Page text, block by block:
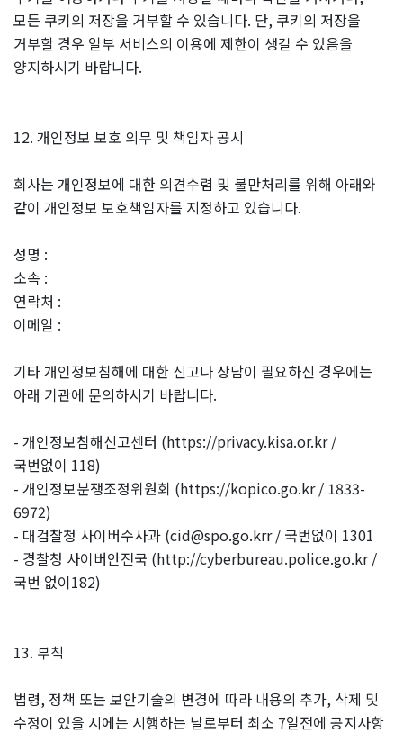
모든 쿠키의 저장을 거부할 수 있습니다. 단, 쿠키의 저장을
거부할 경우 일부 서비스의 이용에 제한이 생길 수 있음을
양지하시기 바랍니다.
12. 개인정보 보호 의무 및 책임자 공시
회사는 개인정보에 대한 의견수렴 및 불만처리를 위해 아래와
같이 개인정보 보호책임자를 지정하고 있습니다.
성명 :
소속 :
연락처 :
이메일 :
기타 개인정보침해에 대한 신고나 상담이 필요하신 경우에는
아래 기관에 문의하시기 바랍니다.
- 개인정보침해신고센터 (https://privacy.kisa.or.kr /
국번없이 118)
- 개인정보분쟁조정위원회 (https://kopico.go.kr / 1833-
6972)
- 대검찰청 사이버수사과 (cid@spo.go.krr / 국번없이 1301
- 경찰청 사이버안전국 (http://cyberbureau.police.go.kr /
국번 없이182)
13. 부칙
법령, 정책 또는 보안기술의 변경에 따라 내용의 추가, 삭제 및
수정이 있을 시에는 시행하는 날로부터 최소 7일전에 공지사항